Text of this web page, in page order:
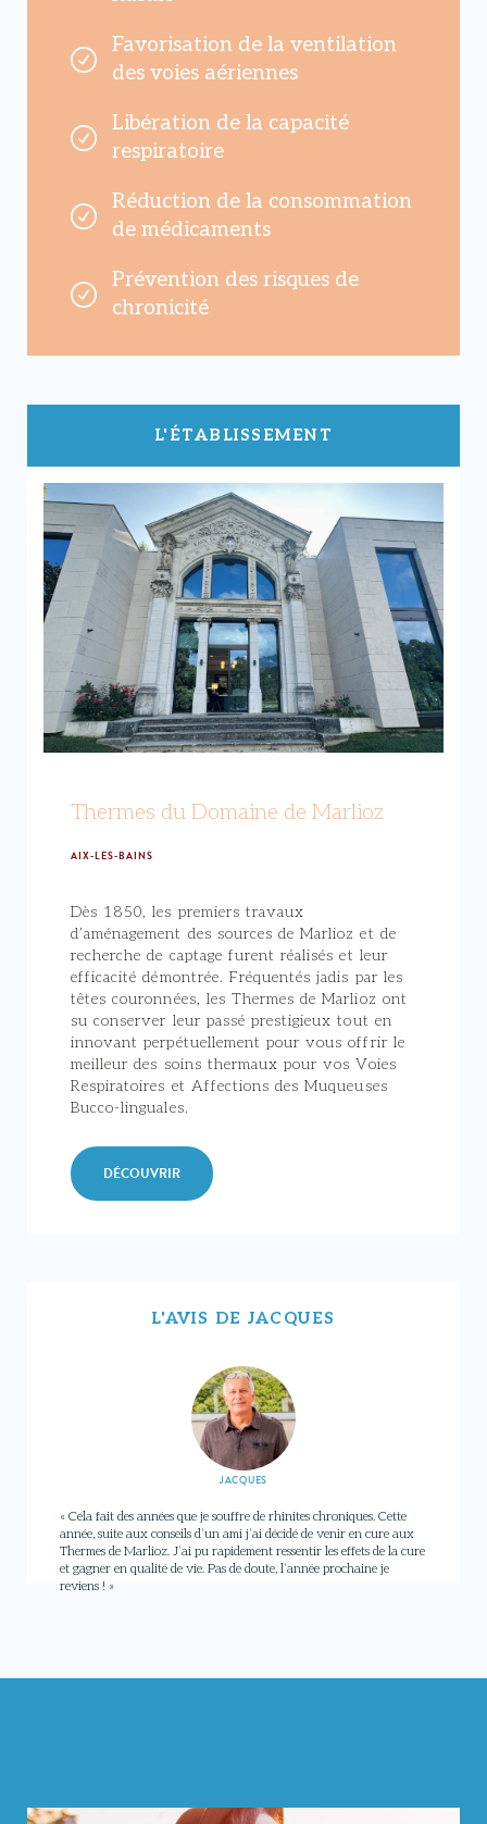
Favorisation de la ventilation
des voies aériennes
Libération de la capacité
respiratoire
Réduction de la consommation
de médicaments
Prévention des risques de
chronicité
L'ÉTABLISSEMENT
Thermes du Domaine de Marlioz
AIX-LES-BAINS
Dès 1850, les premiers travaux
d’aménagement des sources de Marlioz et de
recherche de captage furent réalisés et leur
efficacité démontrée. Fréquentés jadis par les
têtes couronnées, les Thermes de Marlioz ont
su conserver leur passé prestigieux tout en
innovant perpétuellement pour vous offrir le
meilleur des soins thermaux pour vos Voies
Respiratoires et Affections des Muqueuses
Bucco-linguales.
DÉCOUVRIR
L'AVIS DE JACQUES
JACQUES
« Cela fait des années que je souffre de rhinites chroniques. Cette
année, suite aux conseils d’un ami j’ai décidé de venir en cure aux
Thermes de Marlioz. J’ai pu rapidement ressentir les effets de la cure
et gagner en qualité de vie. Pas de doute, l’année prochaine je
reviens ! »